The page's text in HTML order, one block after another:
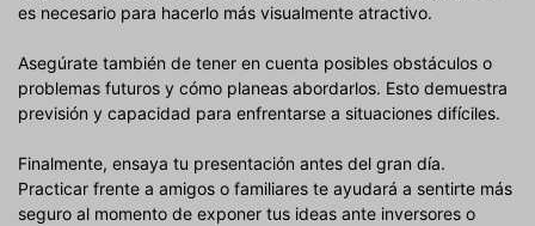
es necesario para hacerlo más visualmente atractivo.
Asegúrate también de tener en cuenta posibles obstáculos o
problemas futuros y cómo planeas abordarlos. Esto demuestra
previsión y capacidad para enfrentarse a situaciones difíciles.
Finalmente, ensaya tu presentación antes del gran día.
Practicar frente a amigos o familiares te ayudará a sentirte más
seguro al momento de exponer tus ideas ante inversores o